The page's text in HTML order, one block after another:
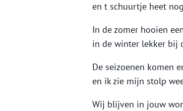
en t schuurtje heet
In de zomer hooien
in de winter lekker bij
De seizoenen komen
en ik zie mijn stolp
Wij blijven in jouw